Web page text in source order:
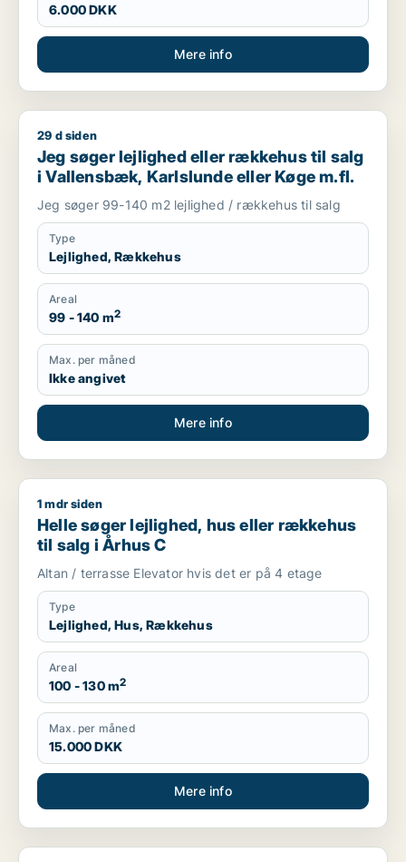
6.000 DKK
Mere info
Jeg søger lejlighed eller rækkehus til salg i Vallensbæk,
29 d siden
Jeg søger lejlighed eller rækkehus til salg
i Vallensbæk, Karlslunde eller Køge m.fl.
Jeg søger 99-140 m2 lejlighed / rækkehus til salg
Type
Lejlighed, Rækkehus
Areal
99 - 140 m2
Max. per måned
Ikke angivet
Mere info
Helle søger lejlighed, hus eller rækkehus til salg i Århus C
1 mdr siden
Helle søger lejlighed, hus eller rækkehus
til salg i Århus C
Altan / terrasse Elevator hvis det er på 4 etage
Type
Lejlighed, Hus, Rækkehus
Areal
100 - 130 m2
Max. per måned
15.000 DKK
Mere info